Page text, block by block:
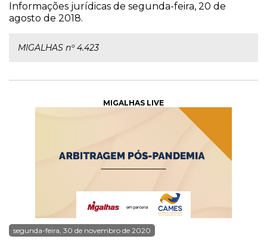
Informações jurídicas de segunda-feira, 20 de
agosto de 2018.
MIGALHAS nº 4.423
MIGALHAS LIVE
segunda-feira, 30 de novembro de 2020